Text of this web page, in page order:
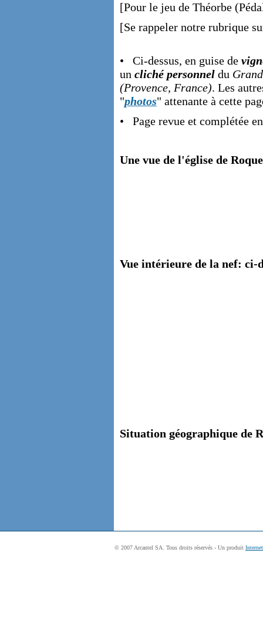
[Pour le jeu de Théorbe
[Se rappeler notre rubrique
• Ci-dessus, en guise de
un cliché personnel du
(Provence, France). Les
"photos" attenante à cette
• Page revue et complétée
Une vue de l'église de
Vue intérieure de la nef: ci-
Situation géographique de
© 2007 Arcantel SA. Tous droits réservés - Un produit